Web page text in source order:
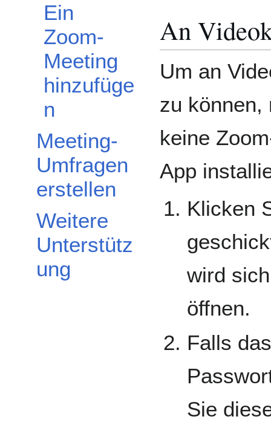
Ein
Zoom-
Meeting
hinzufüge
n
Meeting-
Umfragen
erstellen
Weitere
Unterstütz
ung
An
Um an
zu können,
keine
App
Klicken
wird
öffnen.
Falls
Sie